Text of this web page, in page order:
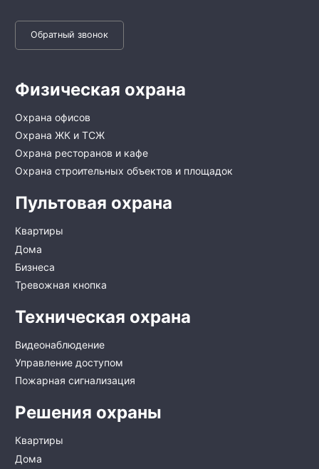
Обратный звонок
Физическая охрана
Охрана офисов
Охрана ЖК и ТСЖ
Охрана ресторанов и кафе
Охрана строительных объектов и площадок
Пультовая охрана
Квартиры
Дома
Бизнеса
Тревожная кнопка
Техническая охрана
Видеонаблюдение
Управление доступом
Пожарная сигнализация
Решения охраны
Квартиры
Дома